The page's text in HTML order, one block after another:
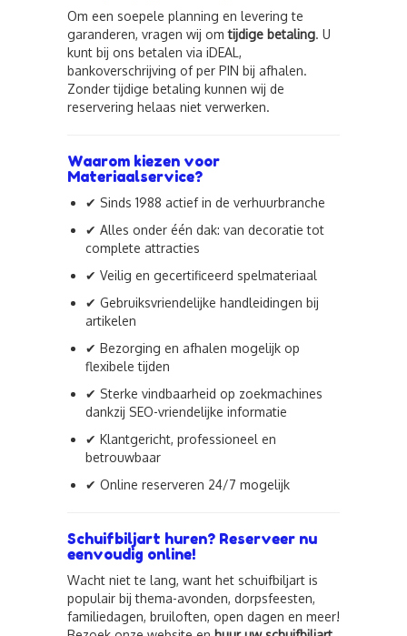
Om een soepele planning en levering te
garanderen, vragen wij omtijdige betaling. U
kunt bij ons betalen via iDEAL,
bankoverschrijving of per PIN bij afhalen.
Zonder tijdige betaling kunnen wij de
reservering helaas niet verwerken.
Waarom kiezen voor
Materiaalservice?
✔ Sinds 1988 actief in de verhuurbranche
✔ Alles onder één dak: van decoratie tot
complete attracties
✔ Veilig en gecertificeerd spelmateriaal
✔ Gebruiksvriendelijke handleidingen bij
artikelen
✔ Bezorging en afhalen mogelijk op
flexibele tijden
✔ Sterke vindbaarheid op zoekmachines
dankzij SEO-vriendelijke informatie
✔ Klantgericht, professioneel en
betrouwbaar
✔ Online reserveren 24/7 mogelijk
Schuifbiljart huren? Reserveer nu
eenvoudig online!
Wacht niet te lang, want het schuifbiljart is
populair bij thema-avonden, dorpsfeesten,
familiedagen, bruiloften, open dagen en meer!